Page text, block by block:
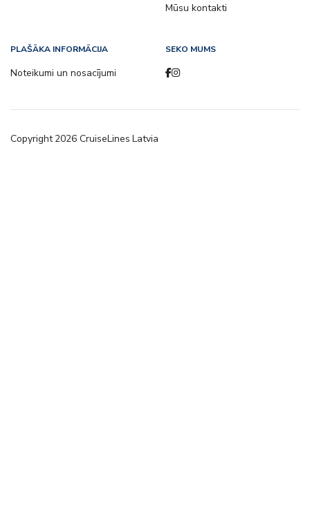
Mūsu kontakti
PLAŠĀKA INFORMĀCIJA
Noteikumi un nosacījumi
SEKO MUMS
Copyright2026 CruiseLines Latvia